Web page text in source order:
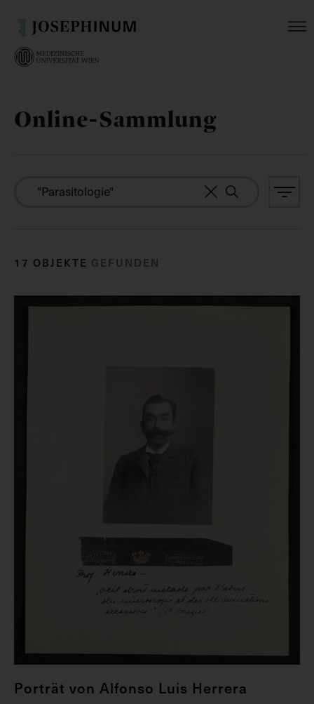
Online-Sammlung
17 OBJEKTE GEFUNDEN
Porträt von Alfonso Luis Herrera